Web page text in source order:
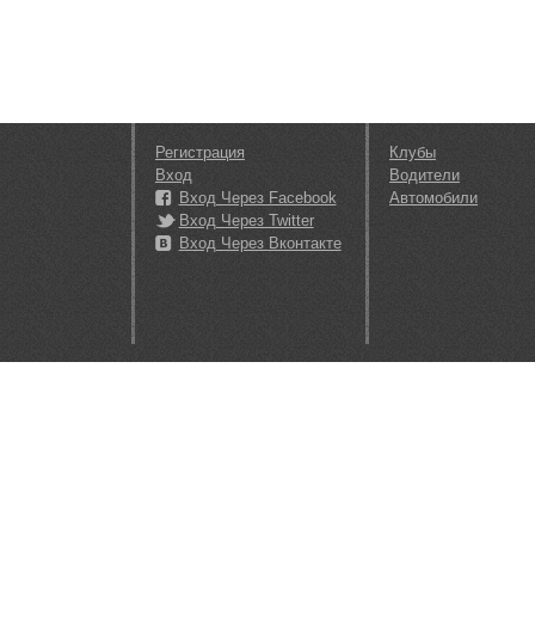
Регистрация
Вход
Вход Через Facebook
Вход Через Twitter
Вход Через Вконтакте
Клубы
Водители
Автомобили